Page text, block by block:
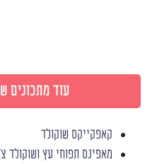
עוד מתכונים
קאפקייקס שוקולד
מאפינס תפוחי עץ ושוקולד